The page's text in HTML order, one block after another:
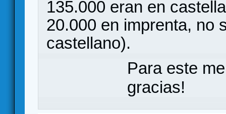
135.000 eran en
20.000 en imprenta, no
castellano).
Para este
gracias!